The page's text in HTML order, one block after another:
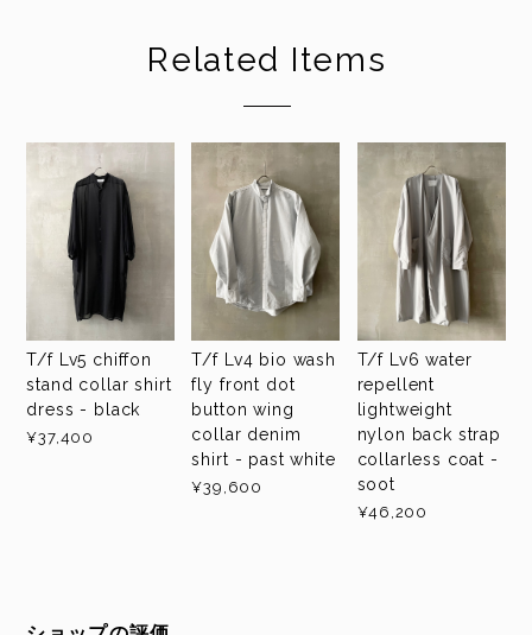
Related Items
T/f Lv5 chiffon
stand collar shirt
dress - black
¥37,400
T/f Lv4 bio wash
fly front dot
button wing
collar denim
shirt - past white
¥39,600
T/f Lv6 water
repellent
lightweight
nylon back strap
collarless coat -
soot
¥46,200